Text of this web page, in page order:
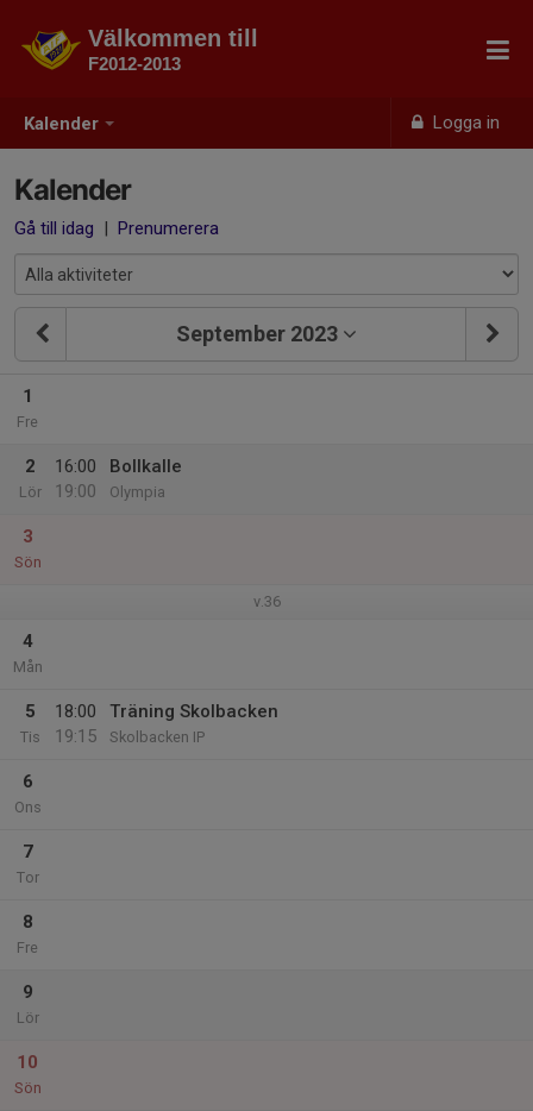
Kalender Logga in
Välkommen till
F2012-2013
Kalender
Gå till idag | Prenumerera
September 2023
1
Fre
2
Lör
16:00
19:00
Bollkalle
Olympia
3
Sön
v.36
4
Mån
5
Tis
18:00
19:15
Träning Skolbacken
Skolbacken IP
6
Ons
7
Tor
8
Fre
9
Lör
10
Sön